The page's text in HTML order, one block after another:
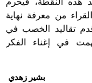
من معرفة نهاية
تقاليد الخصب في
في إغناء الفكر
بشير زهدي